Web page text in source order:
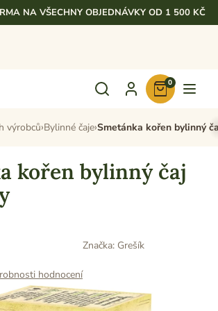
NA VŠECHNY OBJEDNÁVKY OD 1 500 KČ
Nákupní
košík
0
výrobců Bylinné čaje Smetánka kořen bylinný
kořen bylinný čaj
hodnocení
Značka: Grešík